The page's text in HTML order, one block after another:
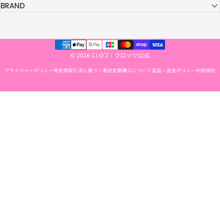
BRAND
© 2026 CLO'Z｜クロッツ公式
プライバシーポリシー特定商取引法に基づく表記定期購入について返品・返金ポリシー利用規約